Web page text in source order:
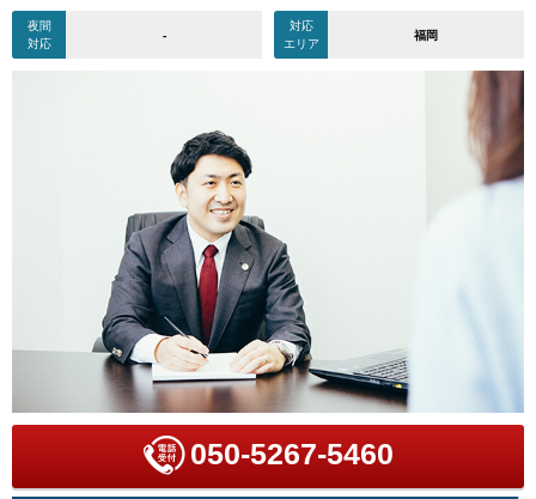
夜間
対応
-
対応
エリア
福岡
050-5267-5460